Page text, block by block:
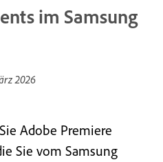
im Samsung
2026
Adobe Premiere
Sie vom Samsung